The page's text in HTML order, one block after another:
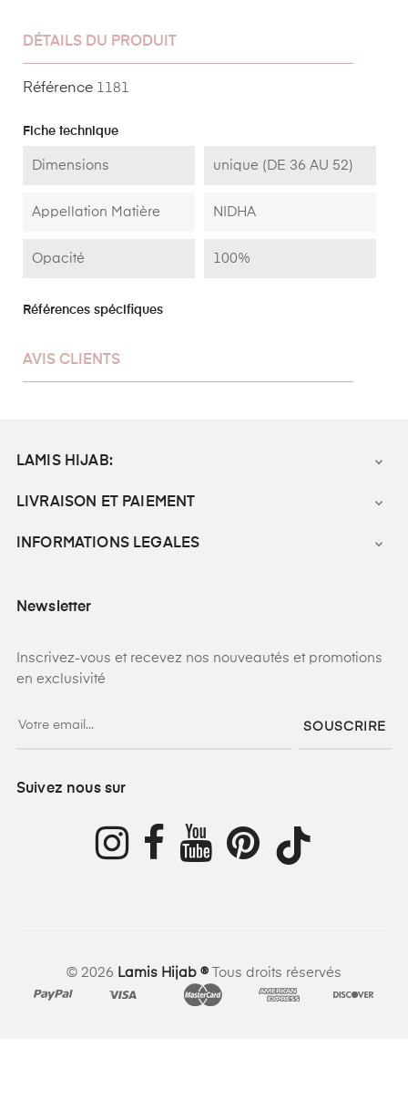
DÉTAILS DU PRODUIT
Référence 1181
Fiche technique
Dimensions unique (DE 36 AU 52)
Appellation Matière NIDHA
Opacité 100%
Références spécifiques
AVIS CLIENTS
LAMIS HIJAB: 
LIVRAISON ET PAIEMENT 
INFORMATIONS LEGALES 
Newsletter
Inscrivez-vous et recevez nos nouveautés et promotions
en exclusivité
SOUSCRIRE
Suivez nous sur
© 2026 Lamis Hijab ® Tous droits réservés